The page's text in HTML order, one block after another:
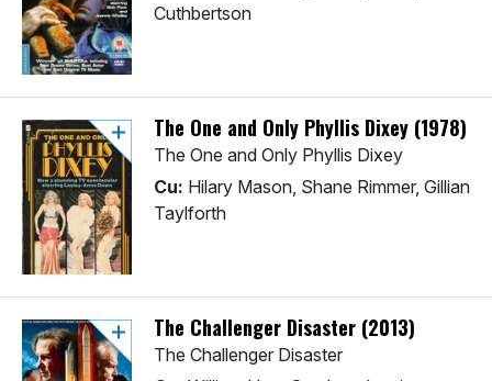
Cuthbertson
The One and Only Phyllis Dixey (1978)
The One and Only Phyllis Dixey
Cu: Hilary Mason, Shane Rimmer, Gillian
Taylforth
The Challenger Disaster (2013)
The Challenger Disaster